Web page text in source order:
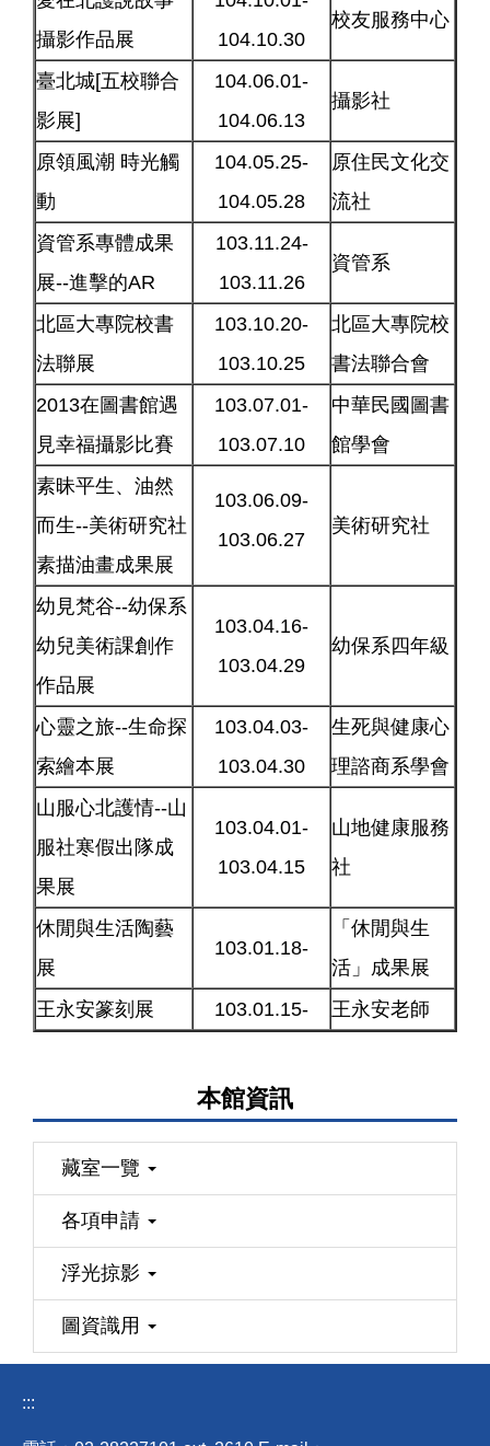
攝影作品展
104.10.30
校友服務中心
臺北城[五校聯合
影展]
104.06.01-
104.06.13
攝影社
原領風潮 時光觸
動
104.05.25-
104.05.28
原住民文化交
流社
資管系專體成果
展--進擊的AR
103.11.24-
103.11.26
資管系
北區大專院校書
法聯展
103.10.20-
103.10.25
北區大專院校
書法聯合會
2013在圖書館遇
見幸福攝影比賽
103.07.01-
103.07.10
中華民國圖書
館學會
素昧平生、油然
而生--美術研究社
素描油畫成果展
103.06.09-
103.06.27
美術研究社
幼見梵谷--幼保系
幼兒美術課創作
作品展
103.04.16-
103.04.29
幼保系四年級
心靈之旅--生命探
索繪本展
103.04.03-
103.04.30
生死與健康心
理諮商系學會
山服心北護情--山
服社寒假出隊成
果展
103.04.01-
103.04.15
山地健康服務
社
休閒與生活陶藝
展
103.01.18-
「休閒與生
活」成果展
王永安篆刻展
103.01.15- 王永安老師
本館資訊
藏室一覽
各項申請
浮光掠影
圖資識用
:::